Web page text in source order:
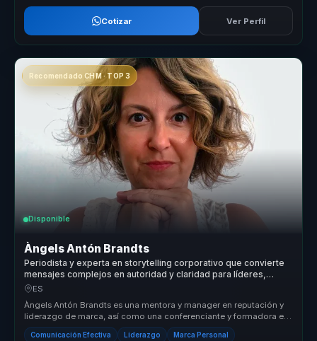
Cotizar Ver Perfil
Recomendado CHM · TOP 3
Disponible
Àngels Antón Brandts
Periodista y experta en storytelling corporativo que convierte
mensajes complejos en autoridad y claridad para líderes,
portavoces y organizaciones.
ES
Àngels Antón Brandts es una mentora y manager en reputación y
liderazgo de marca, así como una conferenciante y formadora en
comunicación...
Comunicación Efectiva Liderazgo Marca Personal